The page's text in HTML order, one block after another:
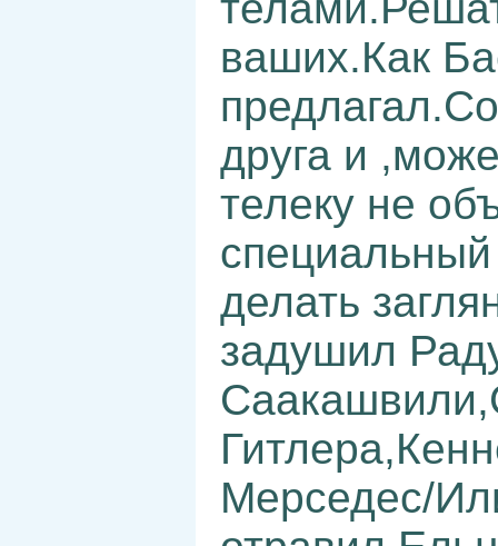
ваших.Как
друга и
телеку не
делать
задушил
Мерседес/